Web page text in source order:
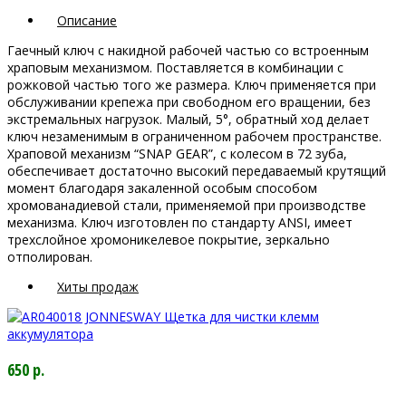
Описание
Гаечный ключ с накидной рабочей частью со встроенным
храповым механизмом. Поставляется в комбинации с
рожковой частью того же размера. Ключ применяется при
обслуживании крепежа при свободном его вращении, без
экстремальных нагрузок. Малый, 5°, обратный ход делает
ключ незаменимым в ограниченном рабочем пространстве.
Храповой механизм “SNAP GEAR”, с колесом в 72 зуба,
обеспечивает достаточно высокий передаваемый крутящий
момент благодаря закаленной особым способом
хромованадиевой стали, применяемой при производстве
механизма. Ключ изготовлен по стандарту ANSI, имеет
трехслойное хромоникелевое покрытие, зеркально
отполирован.
Хиты продаж
650 р.